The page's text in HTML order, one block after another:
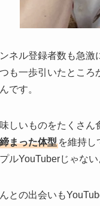
ネル登録者数も急激
も一歩引いたとこ
です。
しいものをたくさ
まった体型 を維持し
プルYouTuberじゃな
との出会いも